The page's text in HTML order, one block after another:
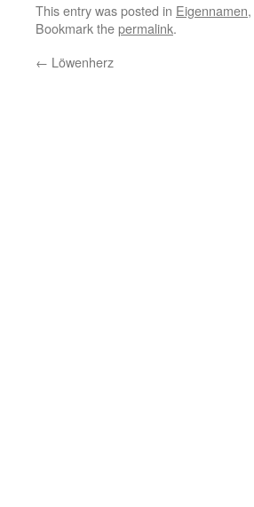
This entry was posted in Eigennamen,
Bookmark thepermalink.
← Löwenherz